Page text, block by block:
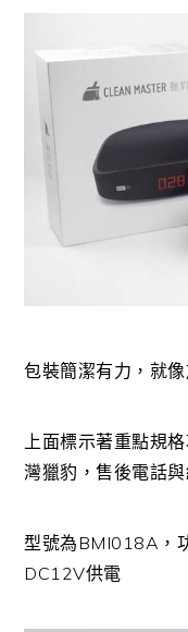
包裝簡潔有力，就
上面標示著重點規
灣獵豹，售後電話
型號為BMI018A，
DC12V供電